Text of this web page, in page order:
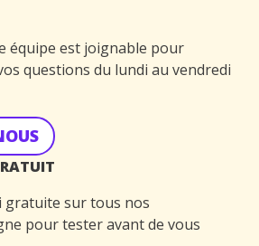
équipe est joignable pour
questions du lundi au vendredi
gratuite sur tous nos
pour tester avant de vous